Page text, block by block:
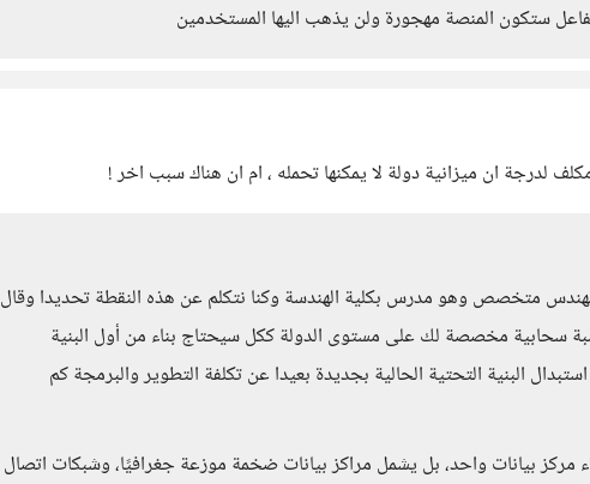
ستكون المنصة مهجورة ولن يذهب اليها المستخدمين
لدرجة ان ميزانية دولة لا يمكنها تحمله ، ام ان هناك سبب اخر !
متخصص وهو مدرس بكلية الهندسة وكنا نتكلم عن هذه النقطة تحديدا وقال
سحابية مخصصة لك على مستوى الدولة ككل سيحتاج بناء من أول البنية
البنية التحتية الحالية بجديدة بعيدا عن تكلفة التطوير والبرمجة كم
مركز بيانات واحد، بل يشمل مراكز بيانات ضخمة موزعة جغرافيًا، وشبكات اتصال